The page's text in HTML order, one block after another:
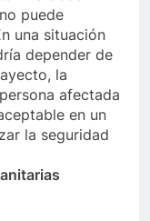
puede
una situación
depender de
la
afectada
en un
la seguridad